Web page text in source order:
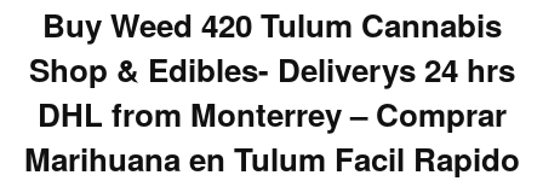
Buy Weed 420 Tulum Cannabis
Shop & Edibles- Deliverys 24 hrs
DHL from Monterrey – Comprar
Marihuana en Tulum Facil Rapido